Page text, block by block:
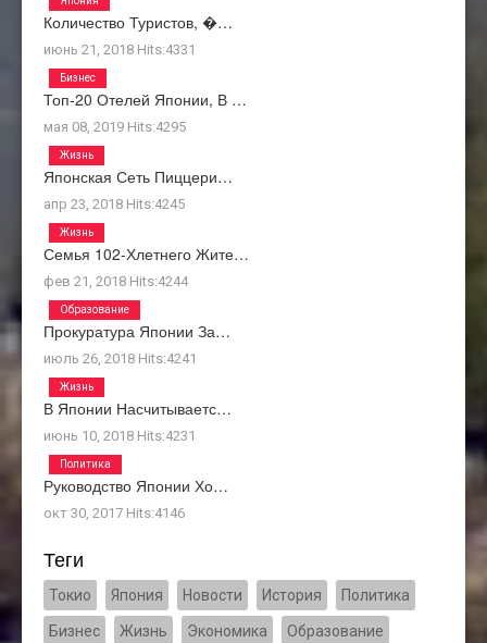
Количество Туристов, �…
июнь 21, 2018 Hits:4331
Топ-20 Отелей Японии, В …
мая 08, 2019 Hits:4295
Бизнес
Японская Сеть Пиццери…
апр 23, 2018 Hits:4245
Жизнь
Семья 102-Хлетнего Жите…
фев 21, 2018 Hits:4244
Жизнь
Прокуратура Японии За…
июль 26, 2018 Hits:4241
Образование
В Японии Насчитываетс…
июнь 10, 2018 Hits:4231
Жизнь
Руководство Японии Хо…
окт 30, 2017 Hits:4146
Политика
Теги
Токио Япония Новости История Политика
Бизнес Жизнь Экономика Образование